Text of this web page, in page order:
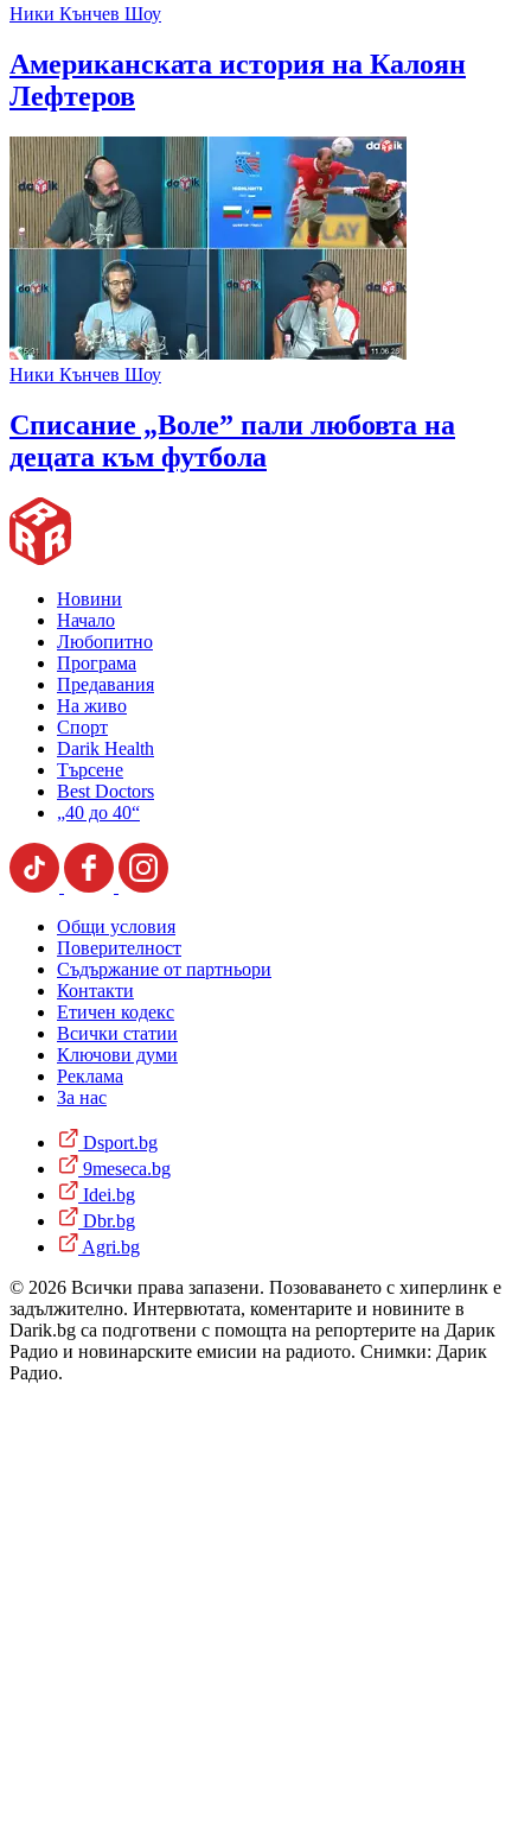
Ники Кънчев Шоу
Американската история на Калоян
Лефтеров
Ники Кънчев Шоу
Списание „Воле” пали любовта на
децата към футбола
Новини
Начало
Любопитно
Програма
Предавания
На живо
Спорт
Darik Health
Търсене
Best Doctors
„40 до 40“
Общи условия
Поверителност
Съдържание от партньори
Контакти
Етичен кодекс
Всички статии
Ключови думи
Реклама
За нас
Dsport.bg
9meseca.bg
Idei.bg
Dbr.bg
Agri.bg
© 2026 Всички права запазени. Позоваването с хиперлинк е
задължително. Интервютата, коментарите и новините в
Darik.bg са подготвени с помощта на репортерите на Дарик
Радио и новинарските емисии на радиото. Снимки: Дарик
Радио.